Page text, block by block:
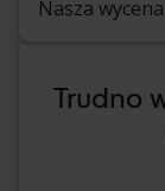
Nasza
Trudno